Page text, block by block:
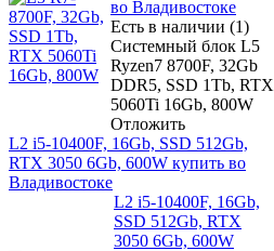
во Владивостоке
Есть в наличии (1)
Системный блок L5
Ryzen7 8700F, 32Gb
DDR5, SSD 1Tb, RTX
5060Ti 16Gb, 800W
Отложить
L2 i5-10400F, 16Gb, SSD 512Gb,
RTX 3050 6Gb, 600W купить во
Владивостоке
L2 i5-10400F, 16Gb,
SSD 512Gb, RTX
3050 6Gb, 600W